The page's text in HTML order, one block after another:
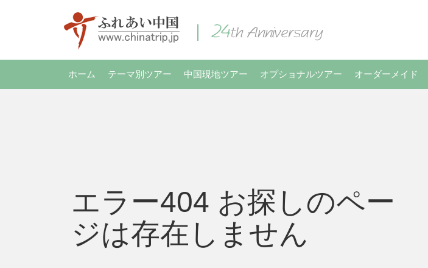
ホーム テーマ別ツアー 中国現地ツアー オプショナルツアー オーダーメイド
エラー404 お探しのペー
ジは存在しません